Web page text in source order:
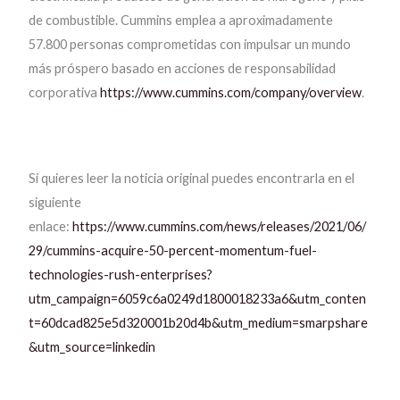
de combustible. Cummins emplea a aproximadamente
57.800 personas comprometidas con impulsar un mundo
más próspero basado en acciones de responsabilidad
corporativahttps://www.cummins.com/company/overview.
Si quieres leer la noticia original puedes encontrarla en el
siguiente
enlace:https://www.cummins.com/news/releases/2021/06/
29/cummins-acquire-50-percent-momentum-fuel-
technologies-rush-enterprises?
utm_campaign=6059c6a0249d1800018233a6&utm_conten
t=60dcad825e5d320001b20d4b&utm_medium=smarpshare
&utm_source=linkedin